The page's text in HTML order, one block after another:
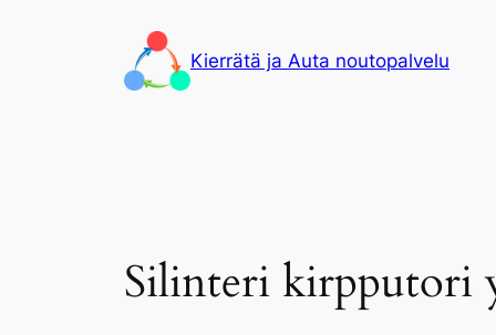
Kierrätä ja Auta noutopalvelu
Silinteri kirpputori